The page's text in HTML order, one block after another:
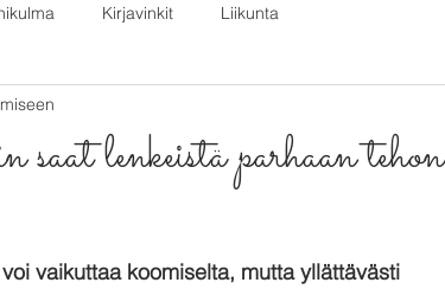
Kirjavinkit Liikunta
saat lenkeistä parhaan tehon
vaikuttaa koomiselta, mutta yllättävästi